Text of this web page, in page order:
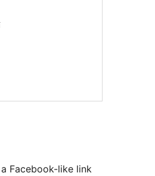
Facebook-like link